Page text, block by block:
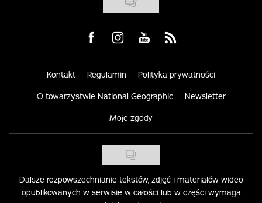
Visit us on Facebook
Visit us on Instagram
Visit us on Youtube
Visit us on Rss
Kontakt Regulamin Polityka prywatności
O towarzystwie National Geographic Newsletter
Moje zgody
Dalsze rozpowszechnianie tekstów, zdjęć i materiałów wideo
opublikowanych w serwisie w całości lub w części wymaga